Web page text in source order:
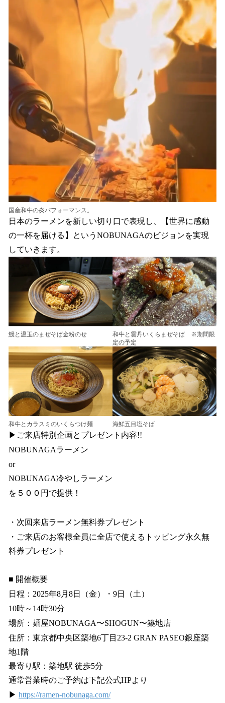
国産和牛の炎パフォーマンス。
日本のラーメンを新しい切り口で表現し、【世界に感動
の一杯を届ける】というNOBUNAGAのビジョンを実現
していきます。
鰻と温玉のまぜそば金粉のせ
和牛と雲丹いくらまぜそば ※期間限
定の予定
和牛とカラスミのいくらつけ麺 海鮮五目塩そば
▶ご来店特別企画とプレゼント内容!!
NOBUNAGAラーメン
or
NOBUNAGA冷やしラーメン
を５００円で提供！
・次回来店ラーメン無料券プレゼント
・ご来店のお客様全員に全店で使えるトッピング永久無
料券プレゼント
■ 開催概要
日程：2025年8月8日（金）・9日（土）
10時～14時30分
場所：麺屋NOBUNAGA〜SHOGUN〜築地店
住所：東京都中央区築地6丁目23-2 GRAN PASEO銀座築
地1階
最寄り駅：築地駅 徒歩5分
通常営業時のご予約は下記公式HPより
▶ https://ramen-nobunaga.com/